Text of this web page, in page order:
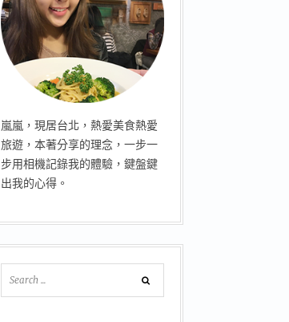
嵐嵐，現居台北，熱愛美食熱愛
旅遊，本著分享的理念，一步一
步用相機記錄我的體驗，鍵盤鍵
出我的心得。